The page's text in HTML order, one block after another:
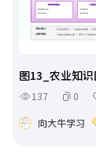
图13_农业知
137 0
向大牛学习